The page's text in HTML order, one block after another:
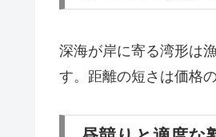
深海が岸に寄る湾形は
す。距離の短さは価格